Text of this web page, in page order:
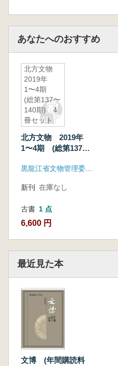
あなたへのおすすめ
北方文物
2019年
1〜4期
(総第137〜
140期) 4
冊セット
北方文物 2019年
1〜4期 (総第137〜
新刊 在庫なし
古書 1 点
6,600 円
最近見た本
文博 (年間購読料